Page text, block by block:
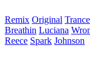
Remix Original Trance
Breathin Luciana
Reece Spark Johnson